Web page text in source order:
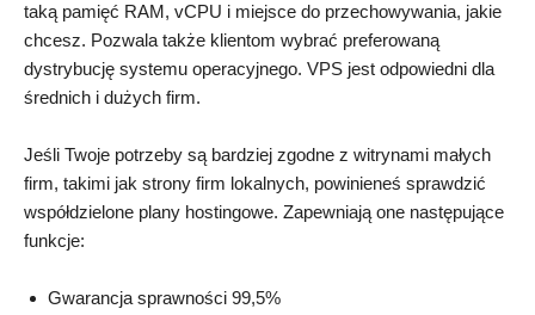
taką pamięć RAM, vCPU i miejsce do przechowywania, jakie
chcesz. Pozwala także klientom wybrać preferowaną
dystrybucję systemu operacyjnego. VPS jest odpowiedni dla
średnich i dużych firm.
Jeśli Twoje potrzeby są bardziej zgodne z witrynami małych
firm, takimi jak strony firm lokalnych, powinieneś sprawdzić
współdzielone plany hostingowe. Zapewniają one następujące
funkcje:
Gwarancja sprawności 99,5%